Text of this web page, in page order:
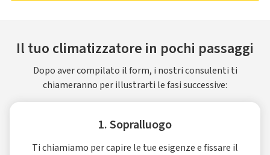
Il tuo climatizzatore in pochi passaggi
Dopo aver compilato il form, i nostri consulenti ti
chiameranno per illustrarti le fasi successive:
1. Sopralluogo
Ti chiamiamo per capire le tue esigenze e fissare il